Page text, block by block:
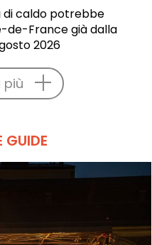
di caldo potrebbe
de-France già dalla
2026
più
GUIDE